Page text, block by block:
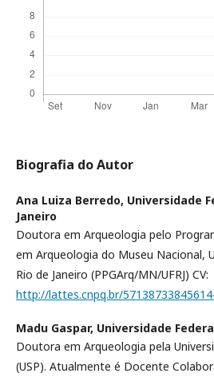
Biografia do Autor
Ana Luiza Berredo, Universidade
Janeiro
Doutora em Arqueologia pelo
em Arqueologia do Museu Nacional,
Rio de Janeiro (PPGArq/MN/UFRJ) CV:
http://lattes.cnpq.br/
Madu Gaspar, Universidade
Doutora em Arqueologia pela
(USP). Atualmente é Docente